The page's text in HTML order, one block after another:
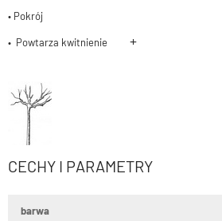
• Pokrój
• Powtarza kwitnienie +
CECHY I PARAMETRY
barwa